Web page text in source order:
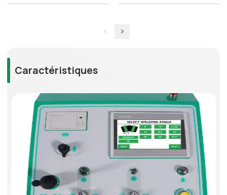
Caractéristiques